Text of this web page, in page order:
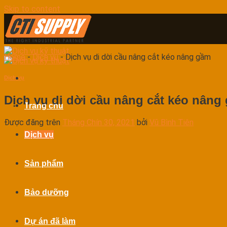
Skip to content
Trang chủ
Dịch vụ
Sản phẩm
Bảo dưỡng
Dự án đã làm
Home-Dịch vụ-Dịch vụ di dời cầu nâng cắt kéo nâng gầm
Dịch vụ
Dịch vụ di dời cầu nâng cắt kéo nâng
Được đăng trên Tháng Chín 30, 2021 bởi Vũ Bình Tiên